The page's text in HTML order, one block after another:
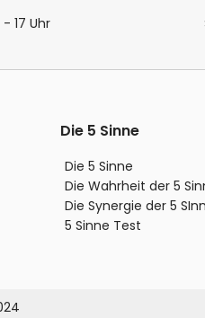
17 Uhr
Die 5 Sinne
Die 5 Sinne
Die Wahrheit der 5
Die Synergie der 5
5 Sinne Test